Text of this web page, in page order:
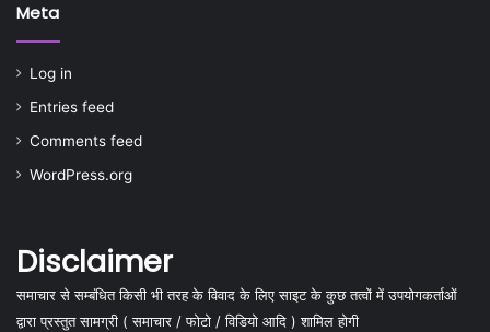
Meta
Log in
Entries feed
Comments feed
WordPress.org
Disclaimer
समाचार से सम्बंधित किसी भी तरह के विवाद के लिए साइट के कुछ तत्वों में उपयोगकर्ताओं
द्वारा प्रस्तुत सामग्री ( समाचार / फोटो / विडियो आदि ) शामिल होगी